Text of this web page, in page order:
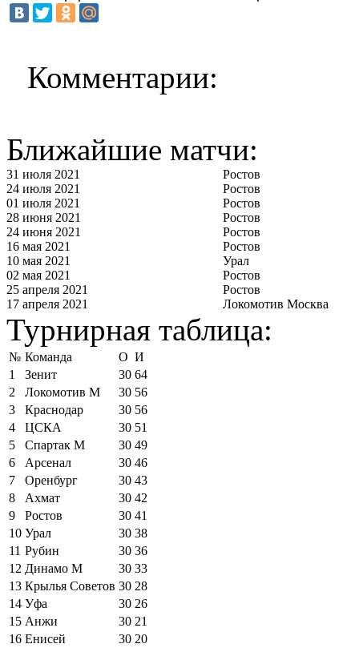
Комментарии:
Ближайшие матчи:
31 июля 2021
Ростов
24 июля 2021
Ростов
01 июля 2021
Ростов
28 июня 2021
Ростов
24 июня 2021
Ростов
16 мая 2021
Ростов
10 мая 2021
Урал
02 мая 2021
Ростов
25 апреля 2021
Ростов
17 апреля 2021
Локомотив Москва
Турнирная таблица:
№ Команда О И
1
Зенит 30 64
2
Локомотив М 30 56
3
Краснодар 30 56
4
ЦСКА 30 51
5
Спартак М 30 49
6
Арсенал 30 46
7
Оренбург 30 43
8
Ахмат 30 42
9
Ростов 30 41
10 Урал 30 38
11 Рубин 30 36
12 Динамо М 30 33
13 Крылья Советов 30 28
14 Уфа 30 26
15 Анжи 30 21
16 Енисей 30 20